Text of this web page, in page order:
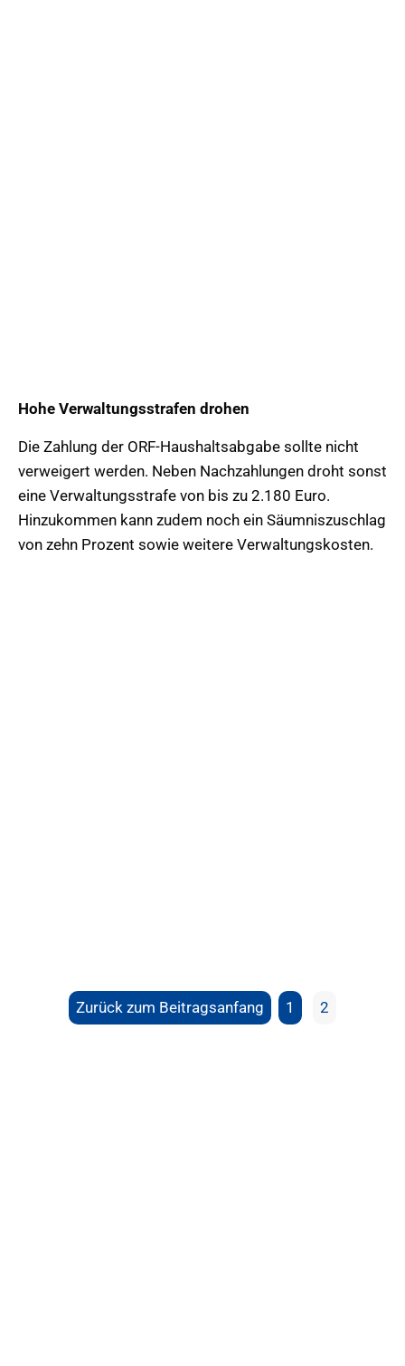
Hohe Verwaltungsstrafen drohen
Die Zahlung der ORF-Haushaltsabgabe sollte nicht
verweigert werden. Neben Nachzahlungen droht sonst
eine Verwaltungsstrafe von bis zu 2.180 Euro.
Hinzukommen kann zudem noch ein Säumniszuschlag
von zehn Prozent sowie weitere Verwaltungskosten.
Zurück zum Beitragsanfang 1 2